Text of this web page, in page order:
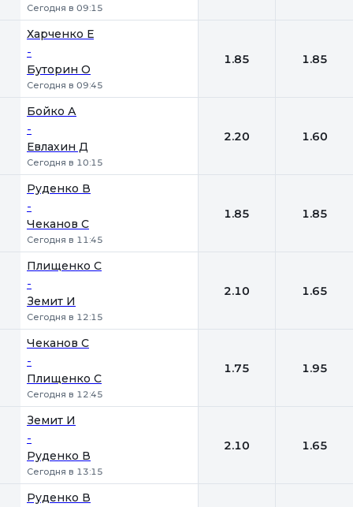
Сегодня в 09:15
Харченко Е
-
Буторин О
Сегодня в 09:45
1.85 1.85
Бойко А
-
Евлахин Д
Сегодня в 10:15
2.20 1.60
Руденко В
-
Чеканов С
Сегодня в 11:45
1.85 1.85
Плищенко С
-
Земит И
Сегодня в 12:15
2.10 1.65
Чеканов С
-
Плищенко С
Сегодня в 12:45
1.75 1.95
Земит И
-
Руденко В
Сегодня в 13:15
2.10 1.65
Руденко В